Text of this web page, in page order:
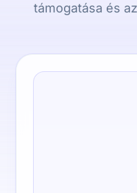
támogatása és